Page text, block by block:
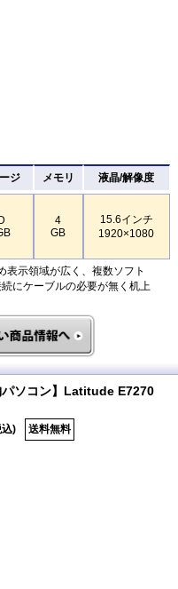
ジ メモリ 液晶/解像度
4
GB
15.6インチ
1920×1080
表示領域が広く、複数ソフト
にケーブルの必要が無く机上
ソコン】Latitude E7270
) 送料無料